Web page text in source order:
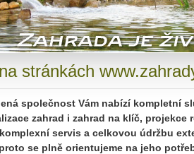
stránkách
společnost Vám nabízí kompletní
zahrad i zahrad na klíč,
servis a celkovou údržbu
se plně orientujeme na jeho